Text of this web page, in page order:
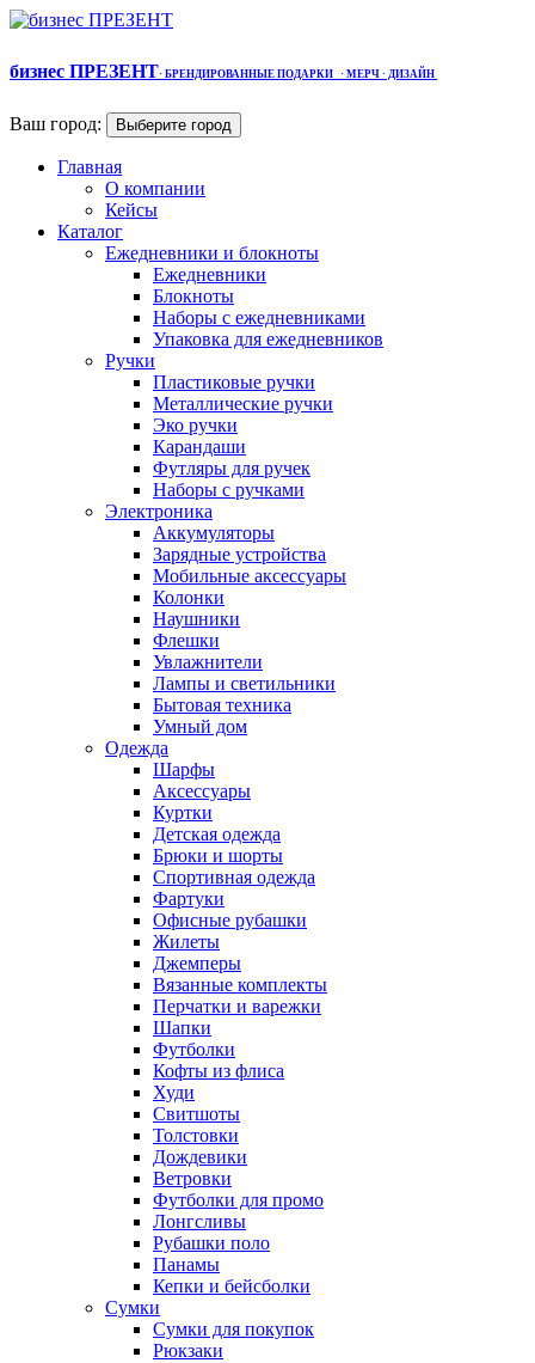
бизнес ПРЕЗЕНТ· БРЕНДИРОВАННЫЕ ПОДАРКИ · МЕРЧ · ДИЗАЙН
Ваш город: Выберите город
Главная
О компании
Кейсы
Каталог
Ежедневники и блокноты
Ежедневники
Блокноты
Наборы с ежедневниками
Упаковка для ежедневников
Ручки
Пластиковые ручки
Металлические ручки
Эко ручки
Карандаши
Футляры для ручек
Наборы с ручками
Электроника
Аккумуляторы
Зарядные устройства
Мобильные аксессуары
Колонки
Наушники
Флешки
Увлажнители
Лампы и светильники
Бытовая техника
Умный дом
Одежда
Шарфы
Аксессуары
Куртки
Детская одежда
Брюки и шорты
Спортивная одежда
Фартуки
Офисные рубашки
Жилеты
Джемперы
Вязанные комплекты
Перчатки и варежки
Шапки
Футболки
Кофты из флиса
Худи
Свитшоты
Толстовки
Дождевики
Ветровки
Футболки для промо
Лонгсливы
Рубашки поло
Панамы
Кепки и бейсболки
Сумки
Сумки для покупок
Рюкзаки